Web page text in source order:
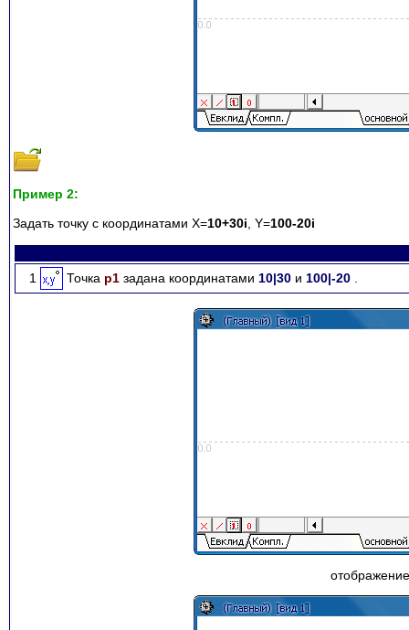
Пример 2:
Задать точку с координатами X=10+30i , Y=100-20i
1 Точка p1 задана координатами 10|30 и 100|-20